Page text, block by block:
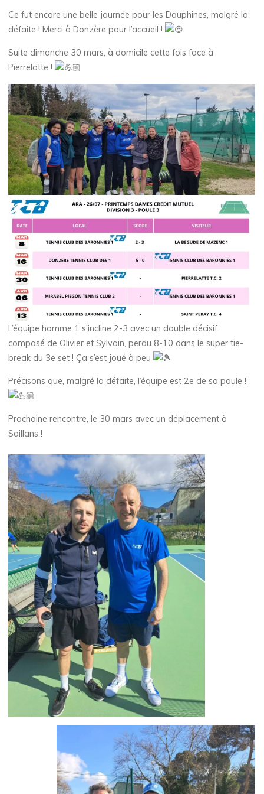
Ce fut encore une belle journée pour les Dauphines, malgré la
défaite ! Merci à Donzère pour l’accueil !
Suite dimanche 30 mars, à domicile cette fois face à
Pierrelatte !
L’équipe homme 1 s’incline 2-3 avec un double décisif
composé de Olivier et Sylvain, perdu 8-10 dans le super tie-
break du 3e set ! Ça s’est joué à peu
Précisons que, malgré la défaite, l’équipe est 2e de sa poule !
Prochaine rencontre, le 30 mars avec un déplacement à
Saillans !